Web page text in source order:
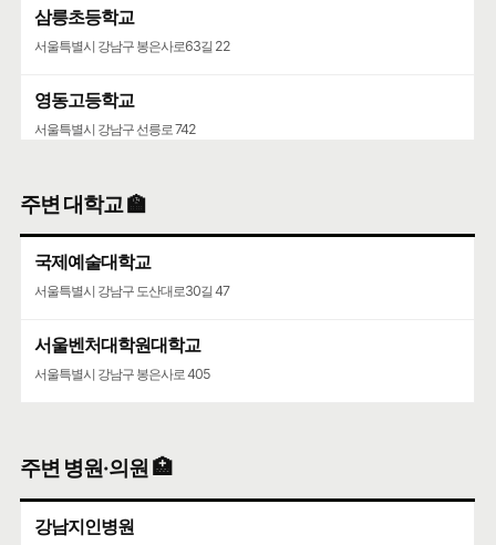
삼릉초등학교
서울특별시 강남구 봉은사로63길 22
영동고등학교
서울특별시 강남구 선릉로 742
주변 대학교 🏫
국제예술대학교
서울특별시 강남구 도산대로30길 47
서울벤처대학원대학교
서울특별시 강남구 봉은사로 405
주변 병원·의원 🏥
강남지인병원